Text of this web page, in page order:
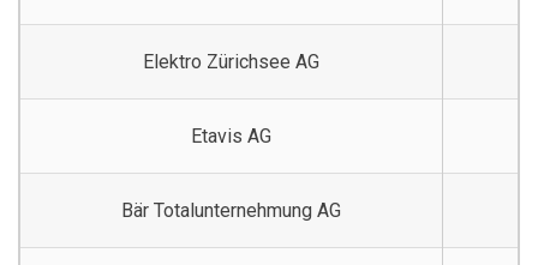
Elektro Zürichsee AG
Etavis AG
Bär Totalunternehmung AG